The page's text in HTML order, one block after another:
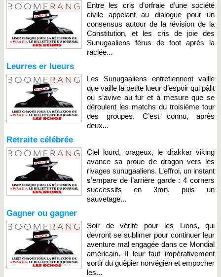
Entre les cris d’orfraie d’une société
civile appelant au dialogue pour un
consensus autour de la révision de la
Constitution, et les cris de joie des
Sunugaaliens férus de foot après la
raclée...
Leurres er lueurs
Les Sunugaaliens entretiennent vaille
que vaille la petite lueur d’espoir qui pâlit
ou s’avive au fur et à mesure que se
déroulent les matchs du troisième tour
des groupes. C’est connu, après
deux...
Retraite célébrée
Ciel lourd, orageux, le drakkar viking
avance sa proue de dragon vers les
rivages sunugaaliens. L’effroi, un instant
s’empare de l’arrière garde : 4 corners
successifs en 3mn, puis un
sauvetage...
Gagner ou gagner
Soir de vérité pour les Lions, qui
devront se sublimer pour continuer leur
aventure mal engagée dans ce Mondial
américain. Il leur faut impérativement
sortir du guêpier norvégien et empocher
les...